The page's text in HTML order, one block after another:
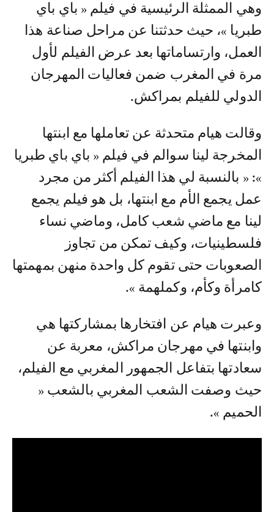
وهي الممثلة الرئيسية في فيلم « باي باي
طبريا »، حيث حدثتنا عن مراحل صناعة هذا
العمل، وارتساماتها بعد عرض الفيلم لأول
مرة في المغرب ضمن فعاليات المهرجان
الدولي للفيلم بمراكش.
وقالت هيام متحدثة عن تعاملها مع ابنتها
المخرجة لينا سوالم في فيلم « باي باي طبريا
»: « بالنسبة لي هذا الفيلم أكثر من مجرد
عمل يجمع الأم مع ابنتها، بل هو فيلم يجمع
لينا مع ماضي شعب كامل، وماضي نساء
فلسطينيات، وكيف تمكن من تجاوز
الصعوبات حتى تقوم كل واحدة منهن بمهمتها
كامرأة وكأم، وكملهمة ».
وعبرت هيام عن افتخارها بمشاركتها هي
وابنتها في مهرجان مراكش، معربة عن
سعادتها بتفاعل الجمهور المغربي مع الفيلم،
حيث وصفت الشعب المغربي بالشعب «
الحميم ».